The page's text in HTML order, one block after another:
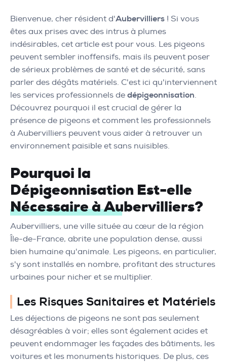
Bienvenue, cher résident d'Aubervilliers ! Si vous
êtes aux prises avec des intrus à plumes
indésirables, cet article est pour vous. Les pigeons
peuvent sembler inoffensifs, mais ils peuvent poser
de sérieux problèmes de santé et de sécurité, sans
parler des dégâts matériels. C'est ici qu'interviennent
les services professionnels de dépigeonnisation.
Découvrez pourquoi il est crucial de gérer la
présence de pigeons et comment les professionnels
à Aubervilliers peuvent vous aider à retrouver un
environnement paisible et sans nuisibles.
Pourquoi la
Dépigeonnisation Est-elle
Nécessaire à Aubervilliers?
Aubervilliers, une ville située au cœur de la région
Île-de-France, abrite une population dense, aussi
bien humaine qu'animale. Les pigeons, en particulier,
s'y sont installés en nombre, profitant des structures
urbaines pour nicher et se multiplier.
Les Risques Sanitaires et Matériels
Les déjections de pigeons ne sont pas seulement
désagréables à voir; elles sont également acides et
peuvent endommager les façades des bâtiments, les
voitures et les monuments historiques. De plus, ces